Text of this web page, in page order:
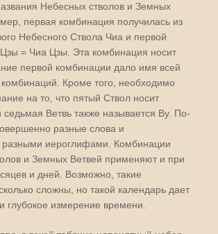
Небесных стволов и Земных
первая комбинация получилась из
Небесного Ствола Чиа и первой
= Чиа Цзы. Эта комбинация носит
первой комбинации дало имя всей
Кроме того, необходимо
на то, что пятый Ствол носит
седьмая Ветвь также называется By. По-
разные слова и
разными иероглифами. Комбинации
и Земных Ветвей применяют и при
и дней. Возможно, такие
сложны, но такой календарь дает
глубокое измерение времени.